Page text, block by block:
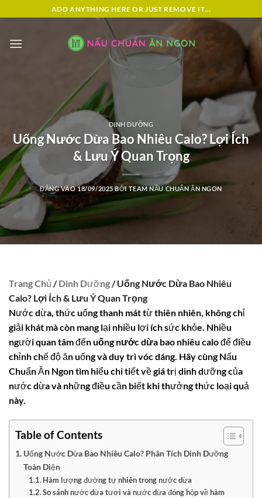
qua
dung
ADD ANYTHING HERE OR JUST REMOVE IT...
DINH DƯỠNG
Uống Nước Dừa Bao Nhiêu Calo? Lợi Ích
& Lưu Ý Quan Trọng
ĐĂNG VÀO18/09/2025 BỞITEAM NẤU CHUẨN ĂN NGON
Trang Chủ /Dinh Dưỡng/ Uống Nước Dừa Bao Nhiêu
Calo? Lợi Ích & Lưu Ý Quan Trọng
Nước dừa, thức uống thanh mát từ thiên nhiên, không chỉ
giải khát mà còn mang lại nhiều lợi ích sức khỏe. Nhiều
người quan tâm đếnuống nước dừa bao nhiêu calođể điều
chỉnh chế độ ăn uống và duy trì vóc dáng. Hãy cùng Nấu
Chuẩn Ăn Ngon tìm hiểu chi tiết về giá trị dinh dưỡng của
nước dừa và những điều cần biết khi thưởng thức loại quả
này.
Table of Contents
Uống Nước Dừa Bao Nhiêu Calo? Phân Tích Dinh Dưỡng
Toàn Diện
Hàm lượng đường tự nhiên trong nước dừa
So sánh nước dừa tươi và nước dừa đóng hộp về hàm